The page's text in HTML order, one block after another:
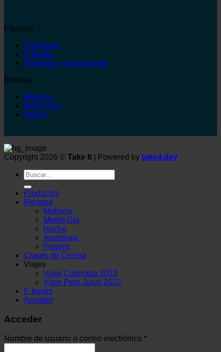
Páginas
Productos
E-Books
Terminos y Condiciones
Recetas
Mañana
Medio Día
Noche
Copyright 2026 © Take It | Powered by takeit.dev
Buscar
por:
Productos
Recetas
Mañana
Medio Día
Noche
Aperitivos
Postres
Clases de Cocina
Viajes
Viaje Colombia 2023
Viaje Perú Junio 2022
E-books
Acceder
Acceder
Nombre de usuario o correo electrónico *